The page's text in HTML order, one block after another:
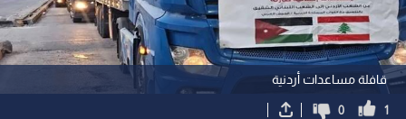
قافلة مساعدات أردنية
1
0